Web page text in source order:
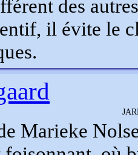
des
il évite le
Marieke